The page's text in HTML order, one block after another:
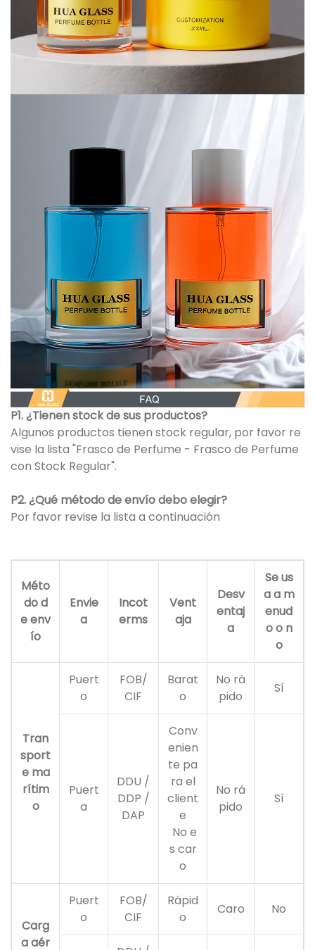
P1. ¿Tienen stock de sus productos?
Algunos productos tienen stock regular, por favor re
vise la lista "Frasco de Perfume - Frasco de Perfume
con Stock Regular".
P2. ¿Qué método de envío debo elegir?
Por favor revise la lista a continuación
Méto
do d
e env
ío
Envie
a
Incot
erms
Vent
aja
Desv
entaj
a
Se us
a a m
enud
o o n
o
Tran
sport
e ma
rítim
o
Puert
o
FOB/
CIF
Barat
o
No rá
pido
Sí
Puert
a
DDU /
DDP /
DAP
Conv
enien
te pa
ra el
client
e
No e
s car
o
No rá
pido
Sí
Carg
a aér
Puert
o
FOB/
CIF
Rápid
o
Caro No